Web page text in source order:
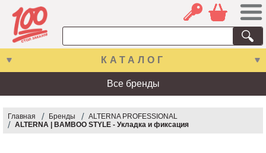
КАТАЛОГ
Все бренды
Главная Бренды
ALTERNA PROFESSIONAL
ALTERNA | BAMBOO STYLE - Укладка и фиксация